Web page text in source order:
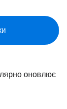
оновлює